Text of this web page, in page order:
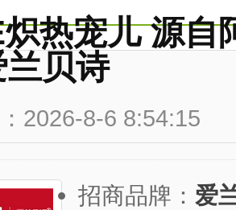
热宠儿 源自
贝诗
2026-8-6 8:54:15
招商品牌： 爱